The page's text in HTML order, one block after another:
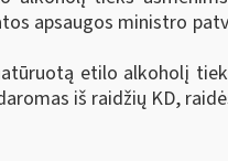
apsaugos ministro
etilo alkoholį
iš raidžių KD,